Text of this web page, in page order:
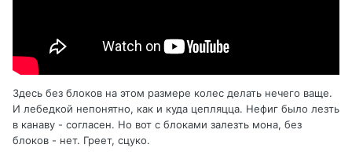
Здесь без блоков на этом размере колес делать нечего ваще.
И лебедкой непонятно, как и куда цепляцца. Нефиг было лезть
в канаву - согласен. Но вот с блоками залезть мона, без
блоков - нет. Греет, сцуко.